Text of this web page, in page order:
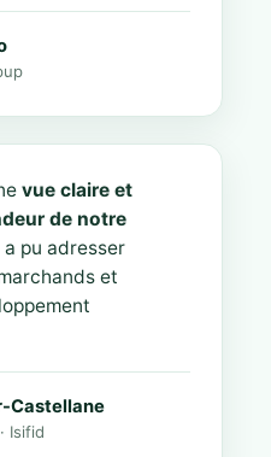
vue claire et
de notre
a pu adresser
et
Castellane
Isifid